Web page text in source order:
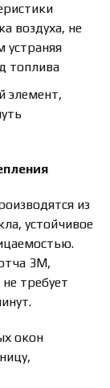
воздуха, не
устраняя
топлива
элемент,
из
устойчивое
3М,
требует
окон